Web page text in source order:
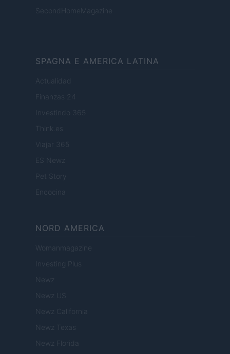
SecondHomeMagazine
SPAGNA E AMERICA LATINA
Actualidad
Finanzas 24
Investindo 365
Think.es
Viajar 365
ES Newz
Pet Story
Encocina
NORD AMERICA
Womanmagazine
Investing Plus
Newz
Newz US
Newz California
Newz Texas
Newz Florida